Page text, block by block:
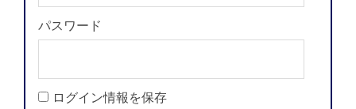
パスワード
ログイン情報を保存